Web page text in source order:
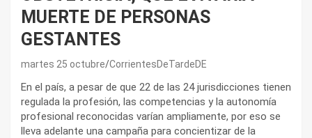
MUERTE DE PERSONAS
GESTANTES
martes 25 octubre CorrientesDeTardeDE
En el país, a pesar de que 22 de las 24 jurisdicciones tienen
regulada la profesión, las competencias y la autonomía
profesional reconocidas varían ampliamente, por eso se
lleva adelante una campaña para concientizar de la